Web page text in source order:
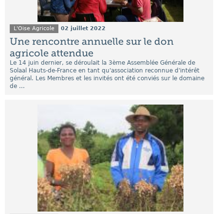
L'Oise Agricole 02 juillet 2022
Une rencontre annuelle sur le don
agricole attendue
Le 14 juin dernier, se déroulait la 3ème Assemblée Générale de
Solaal Hauts-de-France en tant qu'association reconnue d'intérêt
général. Les Membres et les invités ont été conviés sur le domaine
de ...